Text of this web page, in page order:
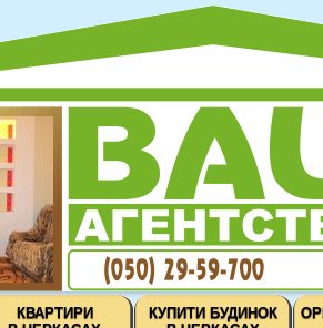
КВАРТИРИ
КУПИТИ БУДИНОК